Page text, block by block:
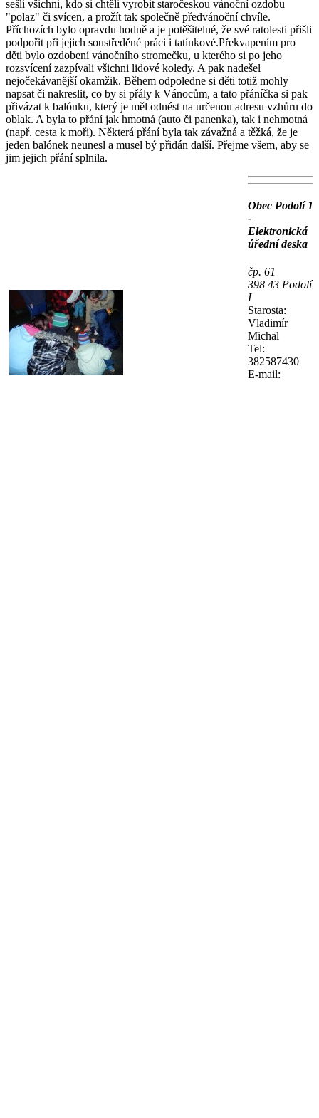
sešli všichni, kdo si chtěli vyrobit staročeskou vánoční ozdobu
"polaz" či svícen, a prožít tak společně předvánoční chvíle.
Příchozích bylo opravdu hodně a je potěšitelné, že své ratolesti přišli
podpořit při jejich soustředěné práci i tatínkové.Překvapením pro
děti bylo ozdobení vánočního stromečku, u kterého si po jeho
rozsvícení zazpívali všichni lidové koledy. A pak nadešel
nejočekávanější okamžik. Během odpoledne si děti totiž mohly
napsat či nakreslit, co by si přály k Vánocům, a tato přáníčka si pak
přivázat k balónku, který je měl odnést na určenou adresu vzhůru do
oblak. A byla to přání jak hmotná (auto či panenka), tak i nehmotná
(např. cesta k moři). Některá přání byla tak závažná a těžká, že je
jeden balónek neunesl a musel bý přidán další. Přejme všem, aby se
jim jejich přání splnila.
Obec Podolí 1
-
Elektronická
úřední deska
čp. 61
398 43 Podolí
I
Starosta:
Vladimír
Michal
Tel:
382587430
E-mail: